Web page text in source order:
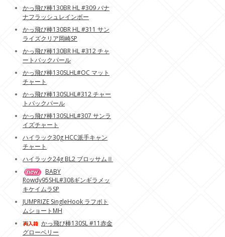
かっ飛び棒130BR HL #309 バナ
ナフラッシュレインボー
かっ飛び棒130BR HL #311 サン
ライズクリア岡崎SP
かっ飛び棒130BR HL #312 チャ
ートバックパール
かっ飛び棒130SLHL#OC マット
チャート
かっ飛び棒130SLHL#312 チャー
トバックパール
かっ飛び棒130SLHL#307 サンラ
イズチャート
ハイラック30g HCC派手キャン
チャート
ハイラック24g BL2 ブロッサムⅡ
BABY
Rowdy95SHL#308ギンギラメッ
キケイムラSP
JUMPRIZE SingleHook ラフボト
ムショートMH
かっ飛び棒130SL #11赤金
グローベリー